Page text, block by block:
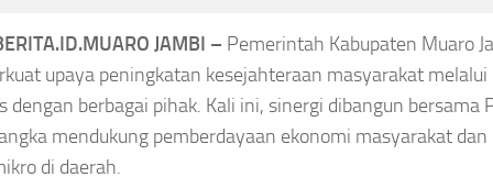
JAMBI – Pemerintah Kabupaten Muaro
upaya peningkatan kesejahteraan masyarakat melalui
dengan berbagai pihak. Kali ini, sinergi dibangun bersama
mendukung pemberdayaan ekonomi masyarakat
di daerah.
Timnas Volli Indonesia
Hangestri
Daftar Lengkap
Penghargaan Piala
Presiden